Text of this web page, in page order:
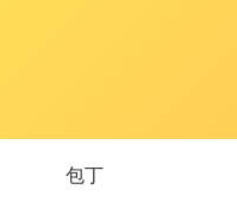
包丁